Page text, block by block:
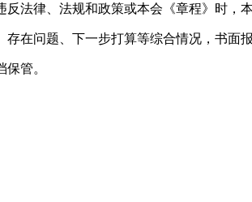
法律、法规和政策或本会《章程》时，
在问题、下一步打算等综合情况，书面
管。